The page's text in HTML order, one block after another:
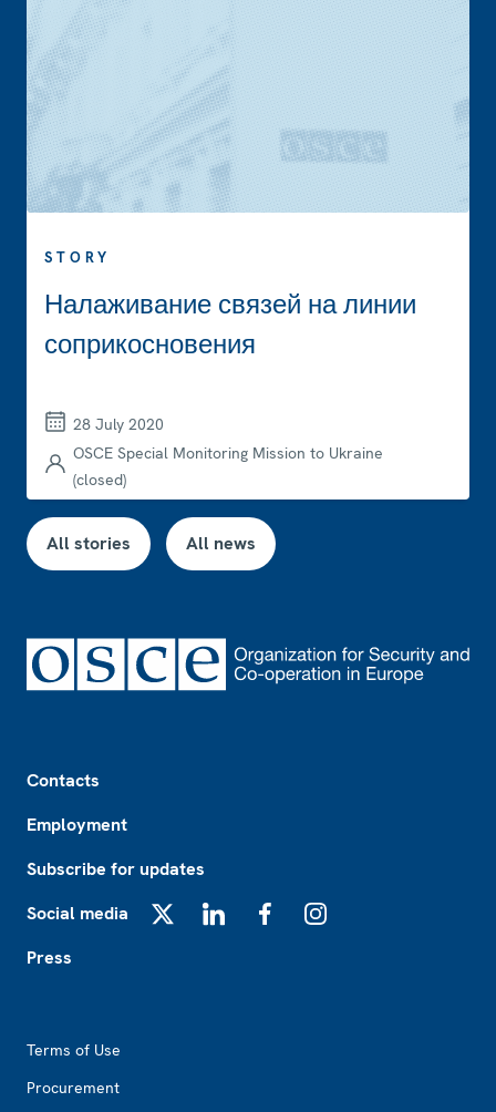
STORY
Налаживание связей на линии
соприкосновения
28 July 2020
OSCE Special Monitoring Mission to Ukraine
(closed)
All stories All news
Contacts
Employment
Subscribe for updates
Social media
Press
Terms of Use
Procurement